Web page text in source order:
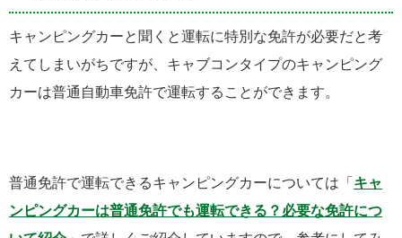
キャンピングカーと聞くと運転に特別な免許が必要だと考
えてしまいがちですが、キャブコンタイプのキャンピング
カーは普通自動車免許で運転することができます。
普通免許で運転できるキャンピングカーについては「 キャ
ンピングカーは普通免許でも運転できる？必要な免許につ